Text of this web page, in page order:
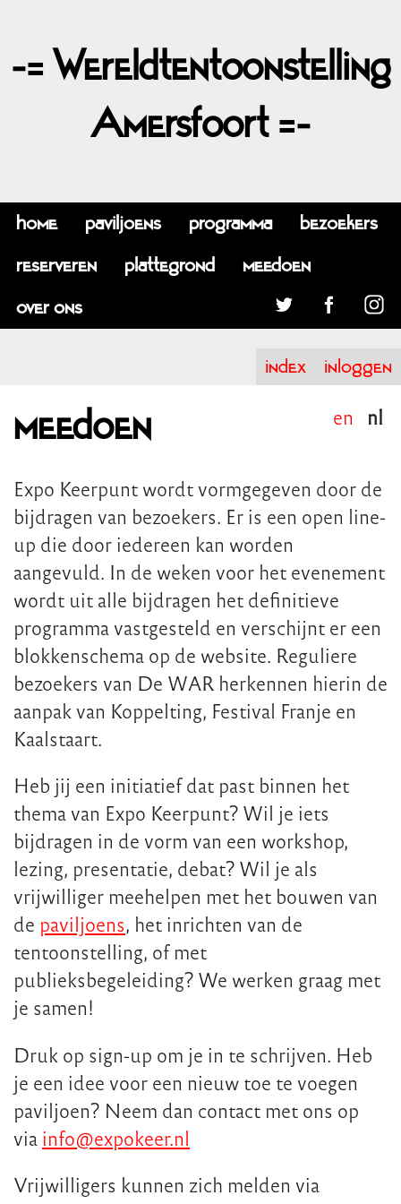
-= Wereldtentoonstelling
Amersfoort =-
home paviljoens programma bezoekers
reserveren plattegrond meedoen
over ons
index inloggen
meedoen en nl
Expo Keerpunt wordt vormgegeven door de
bijdragen van bezoekers. Er is een open line-
up die door iedereen kan worden
aangevuld. In de weken voor het evenement
wordt uit alle bijdragen het definitieve
programma vastgesteld en verschijnt er een
blokkenschema op de website. Reguliere
bezoekers van De WAR herkennen hierin de
aanpak van Koppelting, Festival Franje en
Kaalstaart.
Heb jij een initiatief dat past binnen het
thema van Expo Keerpunt? Wil je iets
bijdragen in de vorm van een workshop,
lezing, presentatie, debat? Wil je als
vrijwilliger meehelpen met het bouwen van
de paviljoens, het inrichten van de
tentoonstelling, of met
publieksbegeleiding? We werken graag met
je samen!
Druk op sign-up om je in te schrijven. Heb
je een idee voor een nieuw toe te voegen
paviljoen? Neem dan contact met ons op
via info@expokeer.nl
Vrijwilligers kunnen zich melden via